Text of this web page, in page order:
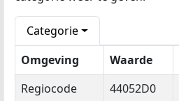
Categorie
Omgeving
Waarde
Regiocode
44052D0